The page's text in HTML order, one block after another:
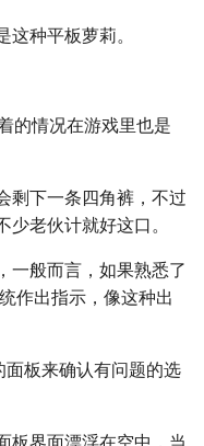
种平板萝莉。
的情况在游戏里也是
剩下一条四角裤，不过
老伙计就好这口。
一般而言，如果熟悉了
作出指示，像这种出
面板来确认有问题的选